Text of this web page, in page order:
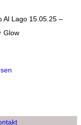
Al Lago 15.05.25 –
Glow